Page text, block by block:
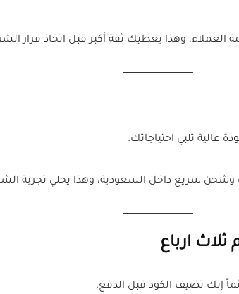
وهذا يعطيك ثقة أكبر قبل اتخاذ قرار
عالية تلبي احتياجاتك.
سريع داخل السعودية، وهذا يخلي تجربة
ارباع
إنك تضيف الكود قبل الدفع.